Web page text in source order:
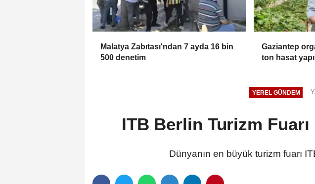
Malatya Zabıtası'ndan 7 ayda 16 bin
500 denetim
Gaziantep
ton hasat
YEREL GÜNDEM
ITB Berlin Turizm Fuarı
Dünyanın en büyük turizm fuarı